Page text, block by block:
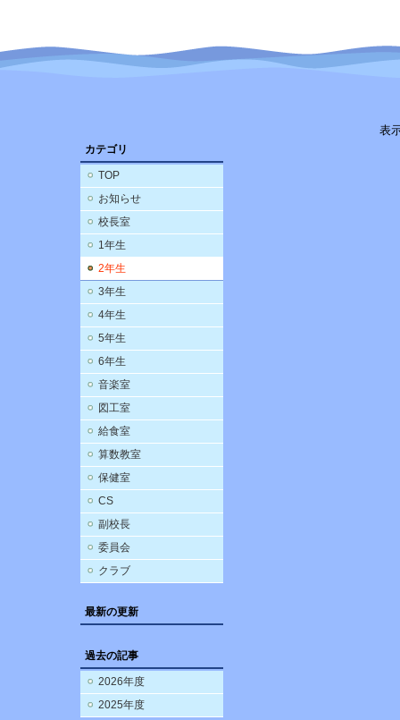
カテゴリ
TOP
お知らせ
校長室
1年生
2年生
3年生
4年生
5年生
6年生
音楽室
図工室
給食室
算数教室
保健室
CS
副校長
委員会
クラブ
最新の更新
過去の記事
2026年度
2025年度
表